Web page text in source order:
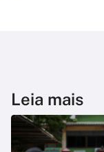
Leia mais